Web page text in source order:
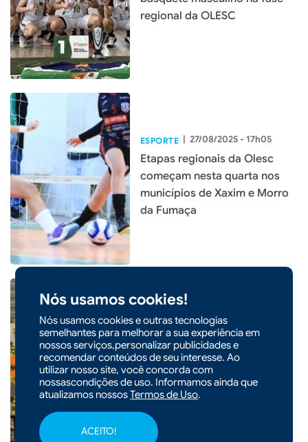
Nós usamos cookies!
Nós usamos cookies e outras tecnologias
semelhantes para melhorar a sua experiência em
nossos serviços,personalizar publicidades e
recomendar conteúdos de seu interesse. Ao
utilizar nosso site, você concorda com
nossascondições de uso. Informamos ainda que
atualizamos nossosTermos de Uso.
ACEITO!
regional da OLESC
ESPORTE | 27/08/2025 - 17h05
Etapas regionais da Olesc
começam nesta quarta nos
municípios de Xaxim e Morro
da Fumaça
ESPORTE | 25/08/2025 - 17h35
Definidos os campeões do
Campeonato Municipal de
Futsal 2025 em Xaxim